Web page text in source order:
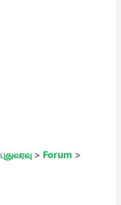
புதுவரவு > Forum >